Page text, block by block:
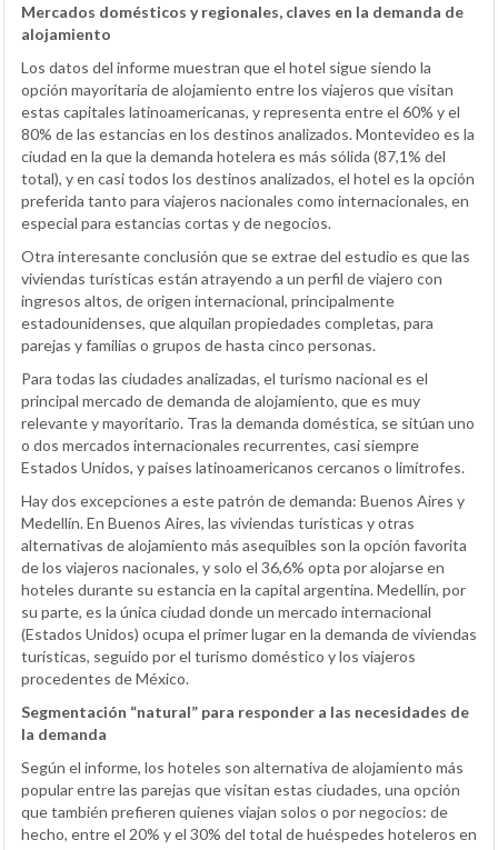
Mercados domésticos y regionales, claves en la demanda de
alojamiento
Los datos del informe muestran que el hotel sigue siendo la
opción mayoritaria de alojamiento entre los viajeros que visitan
estas capitales latinoamericanas, y representa entre el 60% y el
80% de las estancias en los destinos analizados. Montevideo es la
ciudad en la que la demanda hotelera es más sólida (87,1% del
total), y en casi todos los destinos analizados, el hotel es la opción
preferida tanto para viajeros nacionales como internacionales, en
especial para estancias cortas y de negocios.
Otra interesante conclusión que se extrae del estudio es que las
viviendas turísticas están atrayendo a un perfil de viajero con
ingresos altos, de origen internacional, principalmente
estadounidenses, que alquilan propiedades completas, para
parejas y familias o grupos de hasta cinco personas.
Para todas las ciudades analizadas, el turismo nacional es el
principal mercado de demanda de alojamiento, que es muy
relevante y mayoritario. Tras la demanda doméstica, se sitúan uno
o dos mercados internacionales recurrentes, casi siempre
Estados Unidos, y países latinoamericanos cercanos o limítrofes.
Hay dos excepciones a este patrón de demanda: Buenos Aires y
Medellín. En Buenos Aires, las viviendas turísticas y otras
alternativas de alojamiento más asequibles son la opción favorita
de los viajeros nacionales, y solo el 36,6% opta por alojarse en
hoteles durante su estancia en la capital argentina. Medellín, por
su parte, es la única ciudad donde un mercado internacional
(Estados Unidos) ocupa el primer lugar en la demanda de viviendas
turísticas, seguido por el turismo doméstico y los viajeros
procedentes de México.
Segmentación “natural” para responder a las necesidades de
la demanda
Según el informe, los hoteles son alternativa de alojamiento más
popular entre las parejas que visitan estas ciudades, una opción
que también prefieren quienes viajan solos o por negocios: de
hecho, entre el 20% y el 30% del total de huéspedes hoteleros en